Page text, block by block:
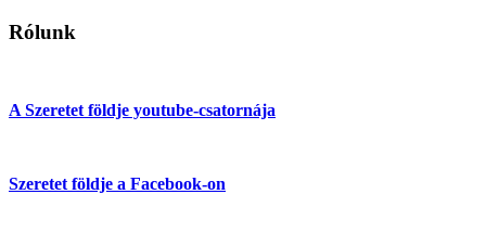
Rólunk
A Szeretet földje youtube-csatornája
Szeretet földje a Facebook-on